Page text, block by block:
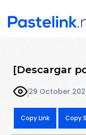
[Descargar
29 October
Copy Link Copy